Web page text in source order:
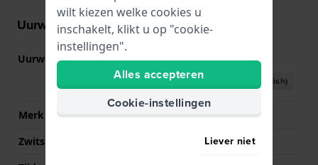
Uurwerk informatie
Uurwerk nr. SW200(Bekijk specificaties
Download handboek (English)
Merk uurwerk
Sellita
Zwitsers uurwerk
wilt kiezen welke cookies u
inschakelt, klikt u op "cookie-
instellingen".
Alles accepteren
Cookie-instellingen
Liever niet